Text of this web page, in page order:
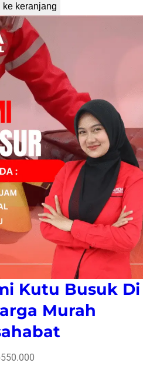
ke keranjang
Kutu Busuk Di
Murah
550.000